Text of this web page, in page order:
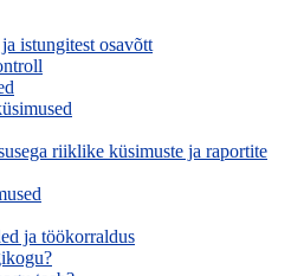
istungitest osavõtt
riiklike küsimuste ja raportite
ja töökorraldus